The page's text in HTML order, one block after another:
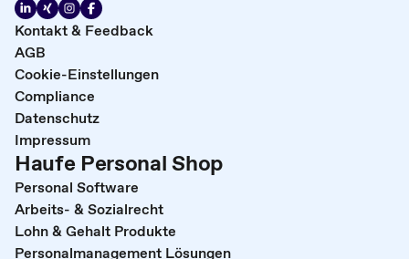
Kontakt & Feedback
AGB
Cookie-Einstellungen
Compliance
Datenschutz
Impressum
Haufe Personal Shop
Personal Software
Arbeits- & Sozialrecht
Lohn & Gehalt Produkte
Personalmanagement Lösungen